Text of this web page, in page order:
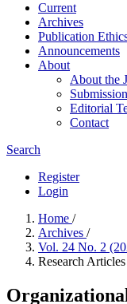
Current
Archives
Publication
Announcements
About
About the
Editorial
Contact
Search
Register
Login
Home /
Archives /
Vol. 24 No. 2
Research Articles